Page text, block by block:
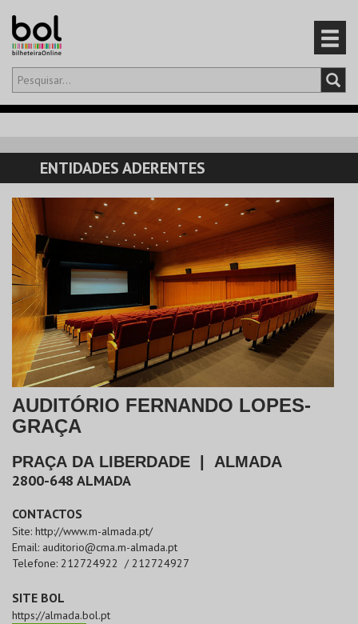
Olá,iniciar sessão
CARRINHO
EVENTOS
CARTÕES
PRODUTOS
ENTIDADES ADERENTES
AUDITÓRIO FERNANDO LOPES-
GRAÇA
PRAÇA DA LIBERDADE ALMADA
2800-648 ALMADA
CONTACTOS
Site: http://www.m-almada.pt/
Email: auditorio@cma.m-almada.pt
Telefone: 212724922 / 212724927
SITE BOL
https://almada.bol.pt